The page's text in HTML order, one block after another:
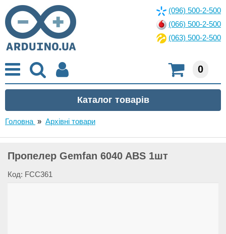
(096) 500-2-500
(066) 500-2-500
(063) 500-2-500
0
Головна » Архівні товари
Пропелер Gemfan 6040 ABS 1шт
Код: FCC361